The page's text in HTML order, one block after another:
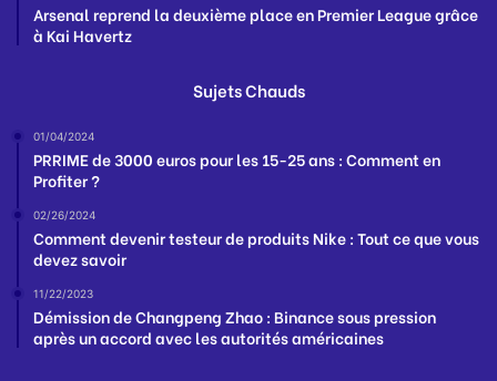
Arsenal reprend la deuxième place en Premier League grâce
à Kai Havertz
Sujets Chauds
01/04/2024
PRRIME de 3000 euros pour les 15-25 ans : Comment en
Profiter ?
02/26/2024
Comment devenir testeur de produits Nike : Tout ce que vous
devez savoir
11/22/2023
Démission de Changpeng Zhao : Binance sous pression
après un accord avec les autorités américaines